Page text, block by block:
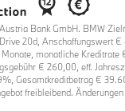
Bank GmbH. BMW
20d, Anschaffungswert
monatliche
€ 260,00, eff.
Gesamtkreditbetrag €
freibleibend.